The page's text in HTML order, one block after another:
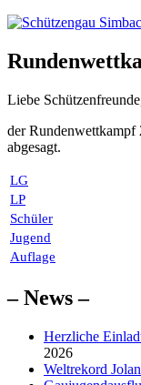
Liebe
der Rundenwettkampf
abgesagt.
LG
LP
Schüler
Jugend
Auflage
– News –
Herzliche
2026
Weltrekord